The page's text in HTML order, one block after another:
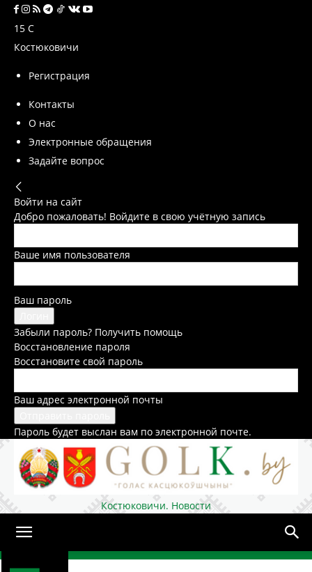
15 C
Костюковичи
Регистрация
Контакты
О нас
Электронные обращения
Задайте вопрос
Войти на сайт
Добро пожаловать! Войдите в свою учётную запись
Ваше имя пользователя
Ваш пароль
Забыли пароль? Получить помощь
Восстановление пароля
Восстановите свой пароль
Ваш адрес электронной почты
Пароль будет выслан вам по электронной почте.
Костюковичи. Новости
Домой